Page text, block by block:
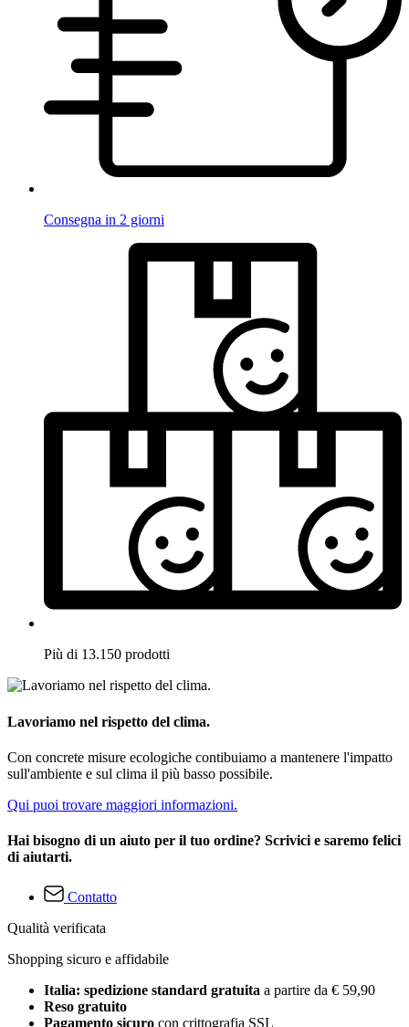
Consegna in 2 giorni
Più di 13.150 prodotti
Lavoriamo nel rispetto del clima.
Con concrete misure ecologiche contibuiamo a mantenere l'impatto
sull'ambiente e sul clima il più basso possibile.
Qui puoi trovare maggiori informazioni.
Hai bisogno di un aiuto per il tuo ordine? Scrivici e saremo felici
di aiutarti.
Contatto
Qualità verificata
Shopping sicuro e affidabile
Italia: spedizione standard gratuita a partire da € 59,90
Reso gratuito
Pagamento sicuro con crittografia SSL